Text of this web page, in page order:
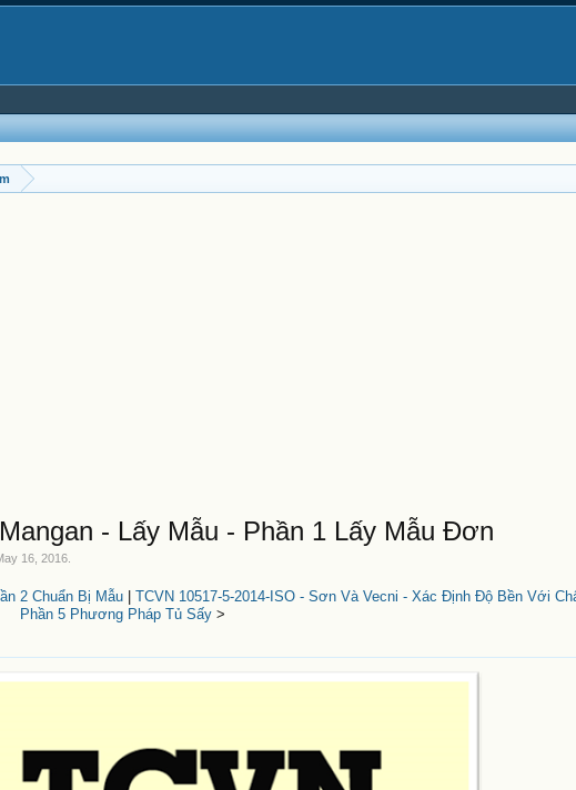
- Lấy Mẫu - Phần 1 Lấy Mẫu Đơn
16, 2016
2 Chuẩn Bị Mẫu| TCVN 10517-5-2014-ISO - Sơn Và Vecni - Xác Định Độ Bền Với
Phần 5 Phương Pháp Tủ Sấy>